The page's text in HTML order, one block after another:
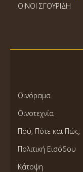
ΟΙΝΟΙ ΣΓΟΥΡΙΔΗ
Οινόραμα
Οινοτεχνία
Πού, Πότε και Πώς;
Πολιτική Εισόδου
Κάτοψη